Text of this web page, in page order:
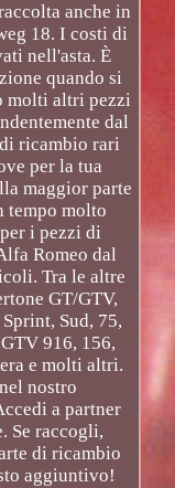
anche in
18. I costi di
nell'asta. È
quando si
molti altri pezzi
dal
ricambio rari
per la tua
maggior parte
tempo molto
i pezzi di
Romeo dal
Tra le altre
GT/GTV,
Sud, 75,
916, 156,
e molti altri.
nostro
a partner
Se raccogli,
di ricambio
aggiuntivo!